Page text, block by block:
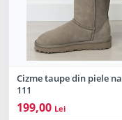
Cizme taupe din piele
111
199,00 Lei